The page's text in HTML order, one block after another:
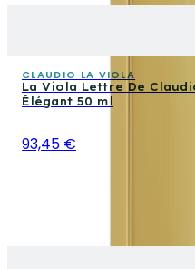
CLAUDIO LA VIOLA
La Viola Lettre De
Élégant 50 ml
93,45 €